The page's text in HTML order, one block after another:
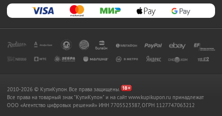
2010-2026 © КупиКупон. Все права защищены.
Все права на товарный знак "КупиКупон" и на сайт www.kupikupon.ru принадлежат
OOO «Агентство цифровых решений» ИНН 7705523387, ОГРН 1127747063212